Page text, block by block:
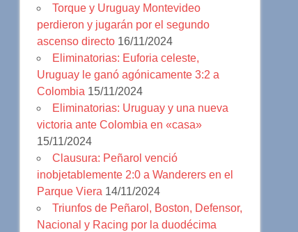
Torque y Uruguay Montevideo
perdieron y jugarán por el segundo
ascenso directo 16/11/2024
Eliminatorias: Euforia celeste,
Uruguay le ganó agónicamente 3:2 a
Colombia 15/11/2024
Eliminatorias: Uruguay y una nueva
victoria ante Colombia en «casa»
15/11/2024
Clausura: Peñarol venció
inobjetablemente 2:0 a Wanderers en el
Parque Viera 14/11/2024
Triunfos de Peñarol, Boston, Defensor,
Nacional y Racing por la duodécima